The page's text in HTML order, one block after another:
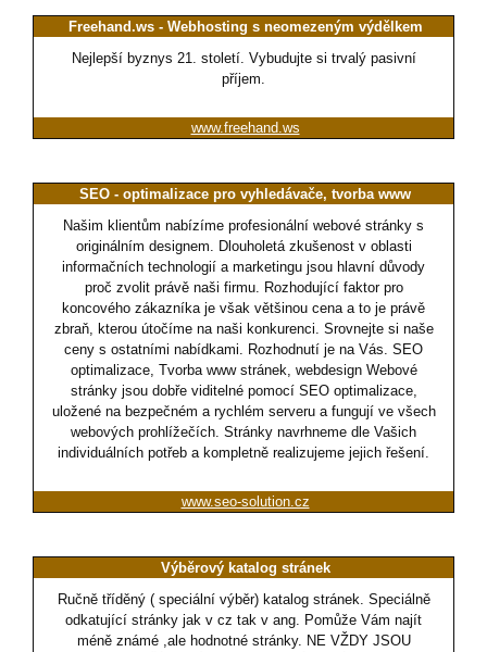
Freehand.ws - Webhosting s neomezeným výdělkem
Nejlepší byznys 21. století. Vybudujte si trvalý pasivní
příjem.
www.freehand.ws
SEO - optimalizace pro vyhledávače, tvorba www
Našim klientům nabízíme profesionální webové stránky s
originálním designem. Dlouholetá zkušenost v oblasti
informačních technologií a marketingu jsou hlavní důvody
proč zvolit právě naši firmu. Rozhodující faktor pro
koncového zákazníka je však většinou cena a to je právě
zbraň, kterou útočíme na naši konkurenci. Srovnejte si naše
ceny s ostatními nabídkami. Rozhodnutí je na Vás. SEO
optimalizace, Tvorba www stránek, webdesign Webové
stránky jsou dobře viditelné pomocí SEO optimalizace,
uložené na bezpečném a rychlém serveru a fungují ve všech
webových prohlížečích. Stránky navrhneme dle Vašich
individuálních potřeb a kompletně realizujeme jejich řešení.
www.seo-solution.cz
Výběrový katalog stránek
Ručně tříděný ( speciální výběr) katalog stránek. Speciálně
odkatující stránky jak v cz tak v ang. Pomůže Vám najít
méně známé ,ale hodnotné stránky. NE VŽDY JSOU